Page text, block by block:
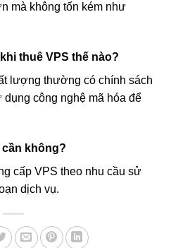
mà không tốn kém như
thuê VPS thế nào?
lượng thường có chính sách
dụng công nghệ mã hóa để
cần không?
cấp VPS theo nhu cầu sử
dịch vụ.